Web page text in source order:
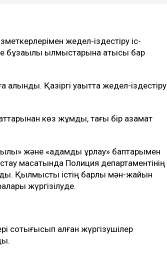
жедел-іздестіру іс-
қылмыстарына қатысы бар
алынды. Қазіргі уақытта жедел-іздестіру
көз жұмды, тағы бір азамат
және «адамды ұрлау» баптарымен
мақсатында Полиция департаментінің
Қылмыстық істің барлық мән-жайын
жүргізілуде.
соқтығысып қалған жүргізушілер